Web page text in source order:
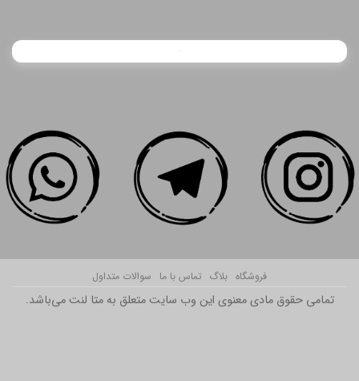
فروشگاه بلاگ تماس با ما سوالات متداول
تمامی حقوق مادی معنوی این وب سایت متعلق به متا لنت می‌باشد.